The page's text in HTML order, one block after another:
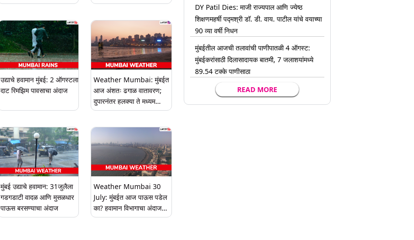
उद्याचे हवामान मुंबई: 2 ऑगस्टला
दाट रिमझिम पावसाचा अंदाज
Weather Mumbai: मुंबईत
आज अंशतः ढगाळ वातावरण;
दुपारनंतर हलक्या ते मध्यम
सरींची शक्यता
मुंबई उद्याचे हवामान: 31जुलैला
गडगडाटी वादळ आणि मुसळधार
पाऊस बरसण्याचा अंदाज
Weather Mumbai 30
July: मुंबईत आज पाऊस पडेल
का? हवामान विभागाचा अंदाज
जाणून घ्या
DY Patil Dies: माजी राज्यपाल आणि ज्येष्ठ
शिक्षणमहर्षी पद्मश्री डॉ. डी. वाय. पाटील यांचे वयाच्या
90 व्या वर्षी निधन
मुंबईतील आजची तलावांची पाणीपातळी 4 ऑगस्ट:
मुंबईकरांसाठी दिलासादायक बातमी, 7 जलाशयांमध्ये
89.54 टक्के पाणीसाठा
READ MORE